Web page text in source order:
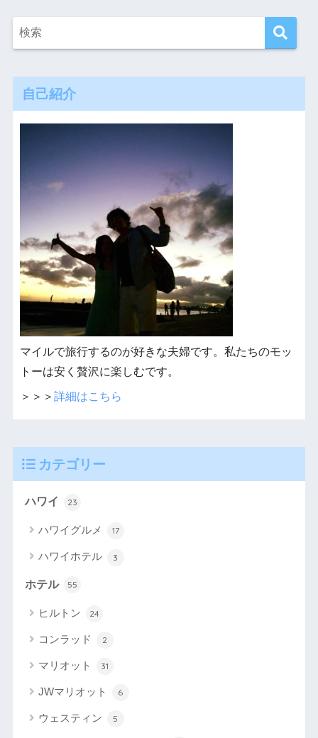
自己紹介
マイルで旅行するのが好きな夫婦です。私たちのモッ
トーは安く贅沢に楽しむです。
＞＞＞ 詳細はこちら
カテゴリー
ハワイ 23
ハワイグルメ 17
ハワイホテル 3
ホテル 55
ヒルトン 24
コンラッド 2
マリオット 31
JWマリオット 6
ウェスティン 5